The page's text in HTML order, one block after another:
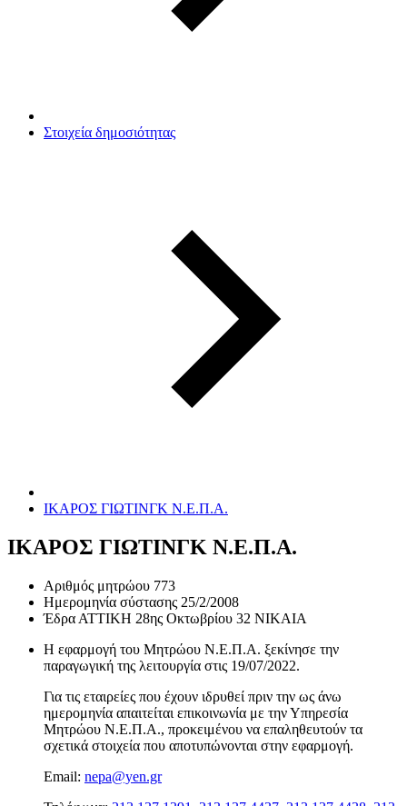
Στοιχεία δημοσιότητας
ΙΚΑΡΟΣ ΓΙΩΤΙΝΓΚ Ν.Ε.Π.Α.
ΙΚΑΡΟΣ ΓΙΩΤΙΝΓΚ Ν.Ε.Π.Α.
Αριθμός μητρώου 773
Ημερομηνία σύστασης 25/2/2008
Έδρα ΑΤΤΙΚΗ 28ης Οκτωβρίου 32 ΝΙΚΑΙΑ
Η εφαρμογή του Μητρώου Ν.Ε.Π.Α. ξεκίνησε την
παραγωγική της λειτουργία στις 19/07/2022.
Για τις εταιρείες που έχουν ιδρυθεί πριν την ως άνω
ημερομηνία απαιτείται επικοινωνία με την Υπηρεσία
Μητρώου Ν.Ε.Π.Α., προκειμένου να επαληθευτούν τα
σχετικά στοιχεία που αποτυπώνονται στην εφαρμογή.
Email: nepa@yen.gr